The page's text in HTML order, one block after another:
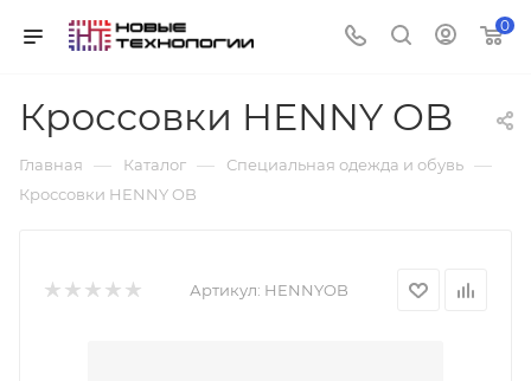
0
Кроссовки HENNY OB
Главная — Каталог — Специальная одежда и обувь —
Кроссовки HENNY OB
Артикул: HENNYOB